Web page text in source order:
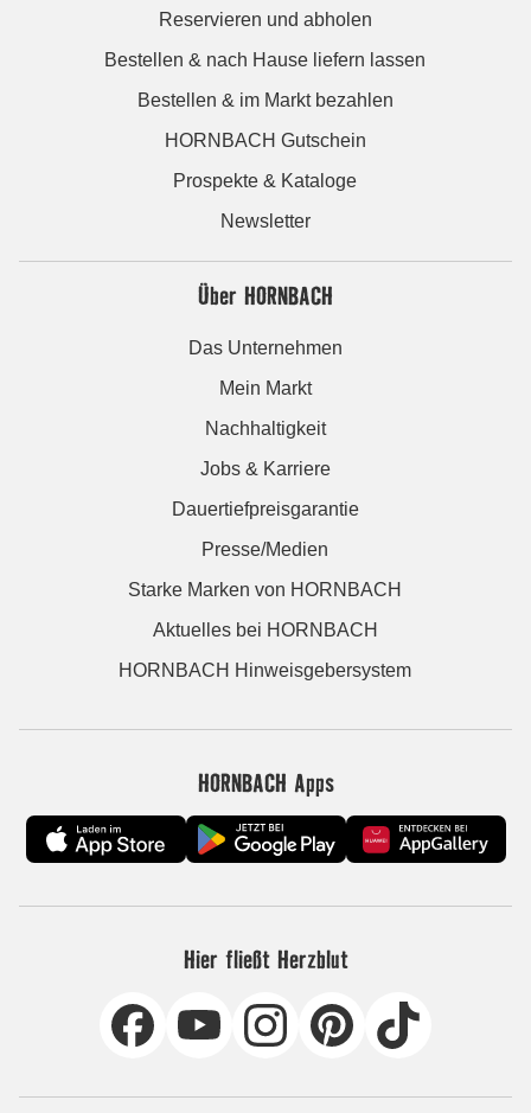
Reservieren und abholen
Bestellen & nach Hause liefern lassen
Bestellen & im Markt bezahlen
HORNBACH Gutschein
Prospekte & Kataloge
Newsletter
Über HORNBACH
Das Unternehmen
Mein Markt
Nachhaltigkeit
Jobs & Karriere
Dauertiefpreisgarantie
Presse/Medien
Starke Marken von HORNBACH
Aktuelles bei HORNBACH
HORNBACH Hinweisgebersystem
HORNBACH Apps
Hier fließt Herzblut